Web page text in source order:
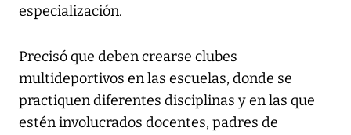
especialización.
Precisó que deben crearse clubes
multideportivos en las escuelas, donde se
practiquen diferentes disciplinas y en las que
estén involucrados docentes, padres de